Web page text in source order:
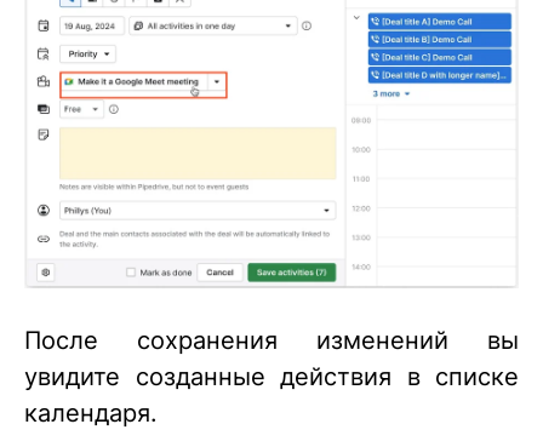
После сохранения изменений вы
увидите созданные действия в списке
календаря.